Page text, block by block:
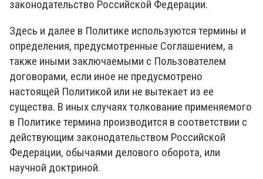
законодательство Российской Федерации.
Здесь и далее в Политике используются термины и
определения, предусмотренные Соглашением, а
также иными заключаемыми с Пользователем
договорами, если иное не предусмотрено
настоящей Политикой или не вытекает из ее
существа. В иных случаях толкование применяемого
в Политике термина производится в соответствии с
действующим законодательством Российской
Федерации, обычаями делового оборота, или
научной доктриной.